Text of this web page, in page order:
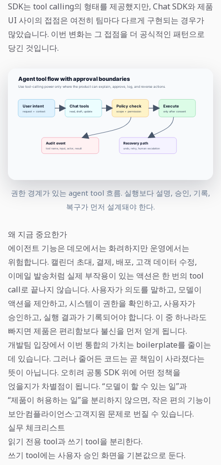
SDK는 tool calling의 형태를 제공했지만, Chat SDK와 제품
UI 사이의 접점은 여전히 팀마다 다르게 구현되는 경우가
많았습니다. 이번 변화는 그 접점을 더 공식적인 패턴으로
당긴 것입니다.
권한 경계가 있는 agent tool 흐름. 실행보다 설명, 승인, 기록,
복구가 먼저 설계돼야 한다.
왜 지금 중요한가
에이전트 기능은 데모에서는 화려하지만 운영에서는
위험합니다. 캘린더 초대, 결제, 배포, 고객 데이터 수정,
이메일 발송처럼 실제 부작용이 있는 액션은 한 번의 tool
call로 끝나지 않습니다. 사용자가 의도를 말하고, 모델이
액션을 제안하고, 시스템이 권한을 확인하고, 사용자가
승인하고, 실행 결과가 기록되어야 합니다. 이 중 하나라도
빠지면 제품은 편리함보다 불신을 먼저 얻게 됩니다.
개발팀 입장에서 이번 통합의 가치는 boilerplate를 줄이는
데 있습니다. 그러나 줄어든 코드는 곧 책임이 사라졌다는
뜻이 아닙니다. 오히려 공통 SDK 위에 어떤 정책을
얹을지가 차별점이 됩니다. “모델이 할 수 있는 일”과
“제품이 허용하는 일”을 분리하지 않으면, 작은 편의 기능이
보안·컴플라이언스·고객지원 문제로 번질 수 있습니다.
실무 체크리스트
읽기 전용 tool과 쓰기 tool을 분리한다.
쓰기 tool에는 사용자 승인 화면을 기본값으로 둔다.